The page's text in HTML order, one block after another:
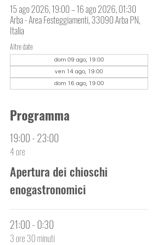
15 ago 2026, 19:00 – 16 ago 2026, 01:30
Arba - Area Festeggiamenti, 33090 Arba PN,
Italia
Altre date
dom 09 ago, 19:00
ven 14 ago, 19:00
dom 16 ago, 19:00
Programma
19:00 - 23:00
4 ore
Apertura dei chioschi
enogastronomici
21:00 - 0:30
3 ore 30 minuti